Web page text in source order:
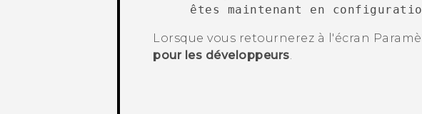
êtes maintenant en
Lorsque vous retournerez à l'écran
pour les développeurs